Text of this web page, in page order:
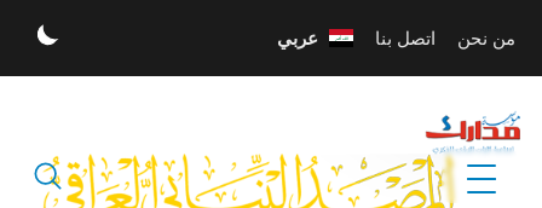
من نحن اتصل بنا الله أكبر عربي